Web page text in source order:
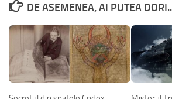
DE ASEMENEA, AI PUTEA